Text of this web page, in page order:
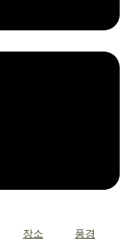
장소 풍경